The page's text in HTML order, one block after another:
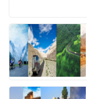
c
e
b
o
itt
er